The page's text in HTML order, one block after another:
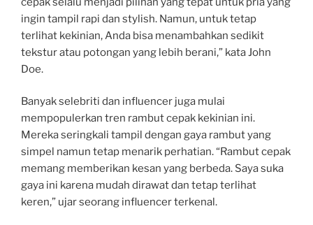
ingin tampil rapi dan stylish. Namun, untuk tetap
terlihat kekinian, Anda bisa menambahkan sedikit
tekstur atau potongan yang lebih berani,” kata John
Doe.
Banyak selebriti dan influencer juga mulai
mempopulerkan tren rambut cepak kekinian ini.
Mereka seringkali tampil dengan gaya rambut yang
simpel namun tetap menarik perhatian. “Rambut cepak
memang memberikan kesan yang berbeda. Saya suka
gaya ini karena mudah dirawat dan tetap terlihat
keren,” ujar seorang influencer terkenal.